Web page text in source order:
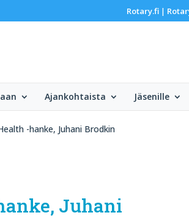
Rotary.fi|
Ajankohtaista Jäsenille
-hanke, Juhani Brodkin
Juhani